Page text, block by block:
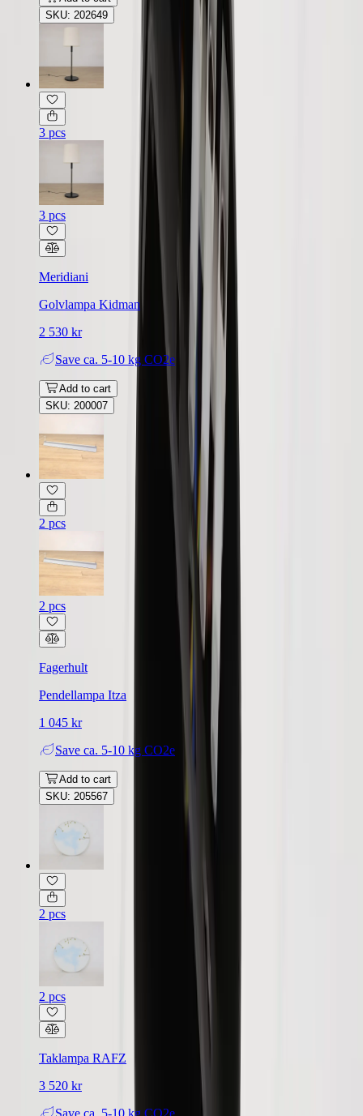
SKU: 202649
3 pcs
3 pcs
Meridiani
Golvlampa Kidman
2 530 kr
Save ca. 5-10 kg CO2e
Add to cart
SKU: 200007
2 pcs
2 pcs
Fagerhult
Pendellampa Itza
1 045 kr
Save ca. 5-10 kg CO2e
Add to cart
SKU: 205567
2 pcs
2 pcs
Taklampa RAFZ
3 520 kr
Save ca. 5-10 kg CO2e